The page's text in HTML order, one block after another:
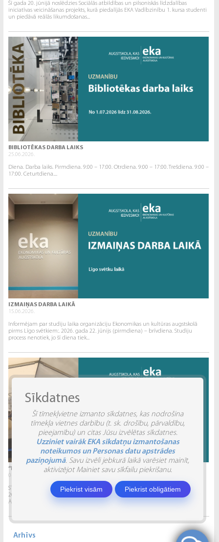
Šī gada 20. jūnijā noslēdzies Sociālās atbildības un pilsoniskās līdzdalības
iniciatīvas veicināšanas projekts, kurā piedalījās EKA Vadībzinību 1. kursa studenti
un piedāvā reālās likumdošanas...
BIBLIOTĒKAS DARBA LAIKS
25.06.2026.
Diena. Darba laiks. Pirmdiena. 9:00 – 17:00. Otrdiena. 9:00 – 17:00. Trešdiena. 9:00 –
17:00. Ceturtdiena....
IZMAIŅAS DARBA LAIKĀ
15.06.2026.
Informējam par studiju laika organizāciju Ekonomikas un kultūras augstskolā
pirms Līgo svētkiem:. 2026. gada 22. jūnijs (pirmdiena) – brīvdiena. Studiju
process nenotiek, jo šī diena tiek...
“INVENTIO 2026” ATSKATS
04.06.2026.
STUDĒJOŠO STARPTAUTISKĀ ZINĀTNISKI PRAKTISKĀ KONFERENCE “INVENTIO 2026”.
2026. gada 29. un 30. maijā Ekonomikas un kultūras augstskola sadarbībā ar
Alberta Koledžu organizēja Studējošo...
Arhīvs
Sīkdatnes
Šī tīmekļvietne izmanto sīkdatnes, kas nodrošina
tīmekļa vietnes darbību (t. sk. drošību, pārvaldību,
pieejamību) un citas Jūsu izvēlētas sīkdatnes.
Uzziniet vairāk EKA sīkdatņu izmantošanas
noteikumos un Personas datu apstrādes
paziņojumā. Savu izvēli jebkurā laikā varēsiet mainīt,
aktivizējot Mainiet savu sīkfailu piekrišanu.
Piekrist visām Piekrist obligātiem